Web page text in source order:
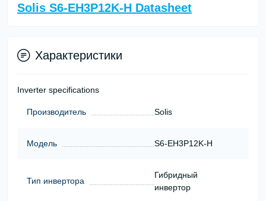
Solis S6-EH3P12K-H Datasheet
Характеристики
Inverter specifications
Производитель Solis
Модель S6-EH3P12K-H
Тип инвертора
Гибридный
инвертор